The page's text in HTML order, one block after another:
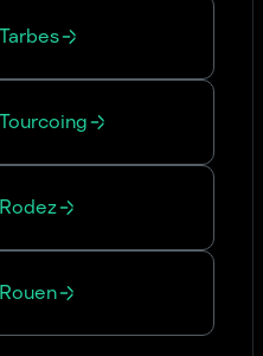
Tarbes
Tourcoing
Rodez
Rouen